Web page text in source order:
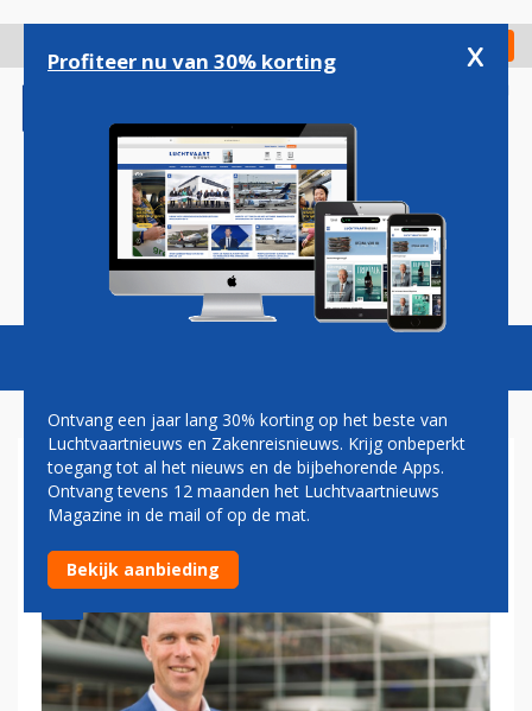
gaan
Check in
Magazine Podcasts Vacatures
FINANCIEEL RECORDJAAR
VOOR EINDHOVEN AIRPORT
Profiteer nu van 30% korting x
Ontvang een jaar lang 30% korting op het beste van
Luchtvaartnieuws en Zakenreisnieuws. Krijg onbeperkt
toegang tot al het nieuws en de bijbehorende Apps.
Ontvang tevens 12 maanden het Luchtvaartnieuws
Magazine in de mail of op de mat.
Bekijk aanbieding